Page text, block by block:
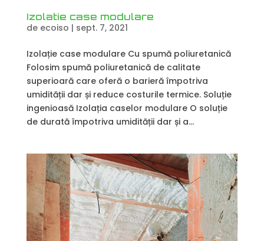
Izolatie case modulare
de ecoiso | sept. 7, 2021
Izolație case modulare Cu spumă poliuretanică
Folosim spumă poliuretanică de calitate
superioară care oferă o barieră împotriva
umidității dar și reduce costurile termice. Soluție
ingenioasă Izolația caselor modulare O soluție
de durată împotriva umidității dar și a...